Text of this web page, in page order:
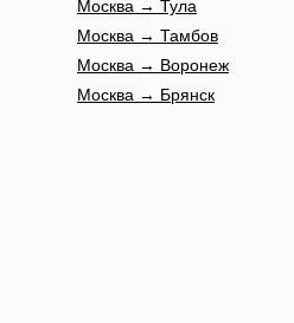
Москва → Тула
Москва → Тамбов
Москва → Воронеж
Москва → Брянск